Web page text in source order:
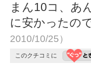
まん10コ、あ
に安かったの
2010/10/25）
このクチコミに